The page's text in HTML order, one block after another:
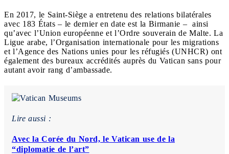
En 2017, le Saint-Siège a entretenu des relations bilatérales
avec 183 États – le dernier en date est la Birmanie – ainsi
qu’avec l’Union européenne et l’Ordre souverain de Malte. La
Ligue arabe, l’Organisation internationale pour les migrations
et l’Agence des Nations unies pour les réfugiés (UNHCR) ont
également des bureaux accrédités auprès du Vatican sans pour
autant avoir rang d’ambassade.
Lire aussi :
Avec la Corée du Nord, le Vatican use de la
“diplomatie de l’art”